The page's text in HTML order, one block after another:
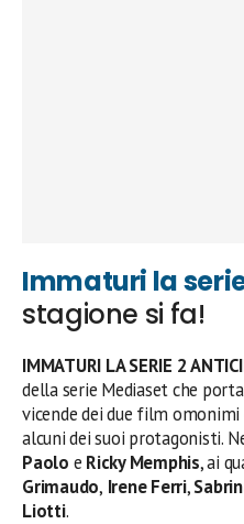
Immaturi la
stagione si fa!
IMMATURI LA SERIE 2
della serie Mediaset che
vicende dei due film omonimi
alcuni dei suoi protagonisti.
Paolo e Ricky Memphis, ai
Grimaudo, Irene Ferri,
Liotti.